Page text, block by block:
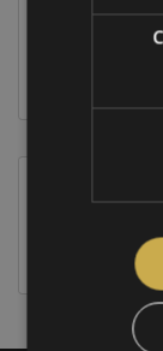
EU-s
Figyelem
címkével